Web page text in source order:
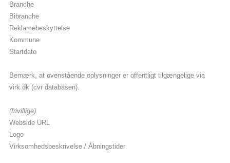
Branche
Bibranche
Reklamebeskyttelse
Kommune
Startdato
Bemærk, at ovenstående oplysninger er offentligt tilgængelige via
virk.dk (cvr databasen).
(frivillige)
Webside URL
Logo
Virksomhedsbeskrivelse / Åbningstider